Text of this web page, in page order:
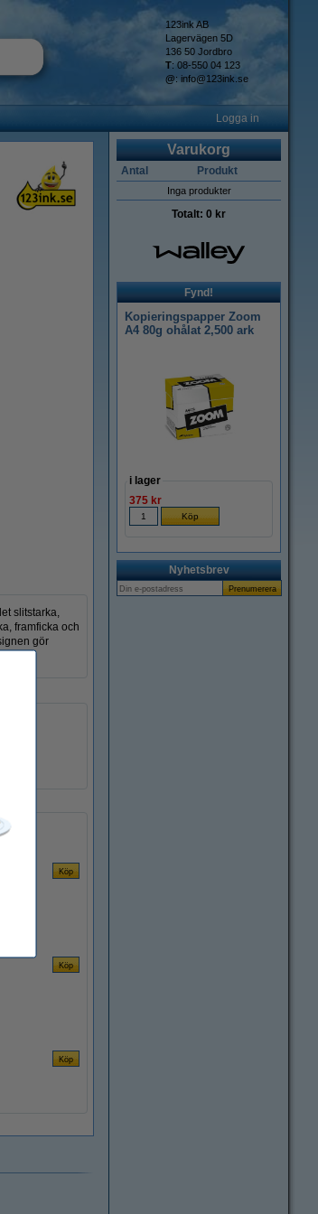
123ink AB
Lagervägen 5D
136 50 Jordbro
T: 08-550 04 123
@: info@123ink.se
Logga in
slitstarka,
framficka och
gör
Varukorg
Antal Produkt
Inga produkter
Totalt: 0 kr
Fynd!
Kopieringspapper Zoom
A4 80g ohålat 2,500 ark
i lager
375 kr
Nyhetsbrev